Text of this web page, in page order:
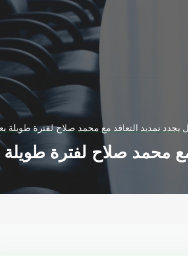
يجدد تمديد التعاقد مع محمد صلاح لفترة طويلة
مع محمد صلاح لفترة